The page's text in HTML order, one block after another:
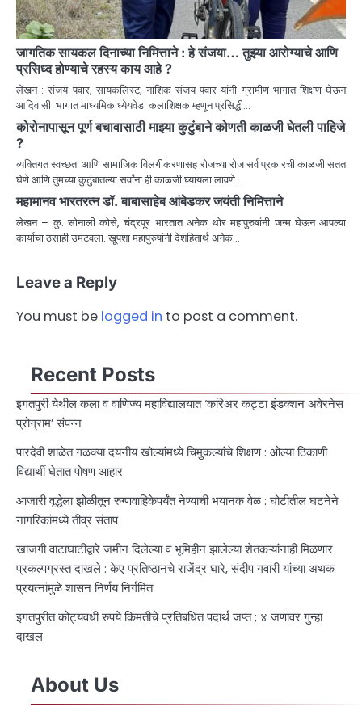
जागतिक सायकल दिनाच्या निमित्ताने : हे संजया… तुझ्या आरोग्याचे आणि
प्रसिध्द होण्याचे रहस्य काय आहे ?
लेखन : संजय पवार, सायकलिस्ट, नाशिक संजय पवार यांनी ग्रामीण भागात शिक्षण घेऊन
आदिवासी भागात माध्यमिक ध्येयवेडा कलाशिक्षक म्हणून प्रसिद्धी…
कोरोनापासून पूर्ण बचावासाठी माझ्या कुटुंबाने कोणती काळजी घेतली पाहिजे
?
व्यक्तिगत स्वच्छता आणि सामाजिक विलगीकरणासह रोजच्या रोज सर्व प्रकारची काळजी सतत
घेणे आणि तुमच्या कुटुंबातल्या सर्वांना ही काळजी घ्यायला लावणे…
महामानव भारतरत्न डॉ. बाबासाहेब आंबेडकर जयंती निमित्ताने
लेखन – कु. सोनाली कोसे, चंद्रपूर भारतात अनेक थोर महापुरुषांनी जन्म घेऊन आपल्या
कार्याचा ठसाही उमटवला. खूपशा महापुरुषांनी देशहितार्थ अनेक…
Leave a Reply
You must be logged in to post a comment.
Recent Posts
इगतपुरी येथील कला व वाणिज्य महाविद्यालयात ‘करिअर कट्टा इंडक्शन अवेरनेस
प्रोग्राम’ संपन्न
पारदेवी शाळेत गळक्या दयनीय खोल्यांमध्ये चिमुकल्यांचे शिक्षण : ओल्या ठिकाणी
विद्यार्थी घेतात पोषण आहार
आजारी वृद्धेला झोळीतून रुग्णवाहिकेपर्यंत नेण्याची भयानक वेळ : घोटीतील घटनेने
नागरिकांमध्ये तीव्र संताप
खाजगी वाटाघाटीद्वारे जमीन दिलेल्या व भूमिहीन झालेल्या शेतकऱ्यांनाही मिळणार
प्रकल्पग्रस्त दाखले : केए प्रतिष्ठानचे राजेंद्र घारे, संदीप गवारी यांच्या अथक
प्रयत्नांमुळे शासन निर्णय निर्गमित
इगतपुरीत कोट्यवधी रुपये किमतीचे प्रतिबंधित पदार्थ जप्त ; ४ जणांवर गुन्हा
दाखल
About Us